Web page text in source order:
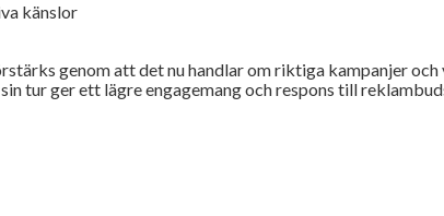
känslor
genom att det nu handlar om riktiga kampanjer
tur ger ett lägre engagemang och respons till